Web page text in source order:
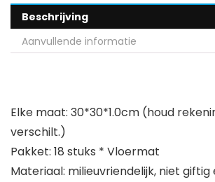
Beschrijving
Aanvullende informatie
Elke maat: 30*30*1.0cm (houd
verschilt.)
Pakket: 18 stuks * Vloermat
Materiaal: milieuvriendelijk, niet giftig